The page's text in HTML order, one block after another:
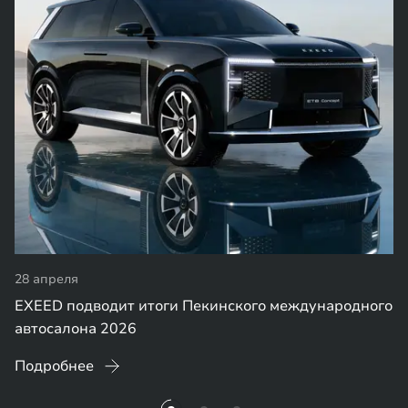
28 апреля
EXEED подводит итоги Пекинского международного
автосалона 2026
Подробнее